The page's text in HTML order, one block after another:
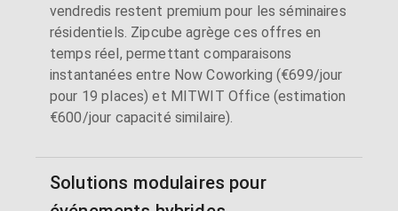
vendredis restent premium pour les séminaires
résidentiels. Zipcube agrège ces offres en
temps réel, permettant comparaisons
instantanées entre Now Coworking (€699/jour
pour 19 places) et MITWIT Office (estimation
€600/jour capacité similaire).
Solutions modulaires pour